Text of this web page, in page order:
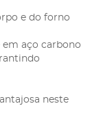
e do forno
aço carbono
neste